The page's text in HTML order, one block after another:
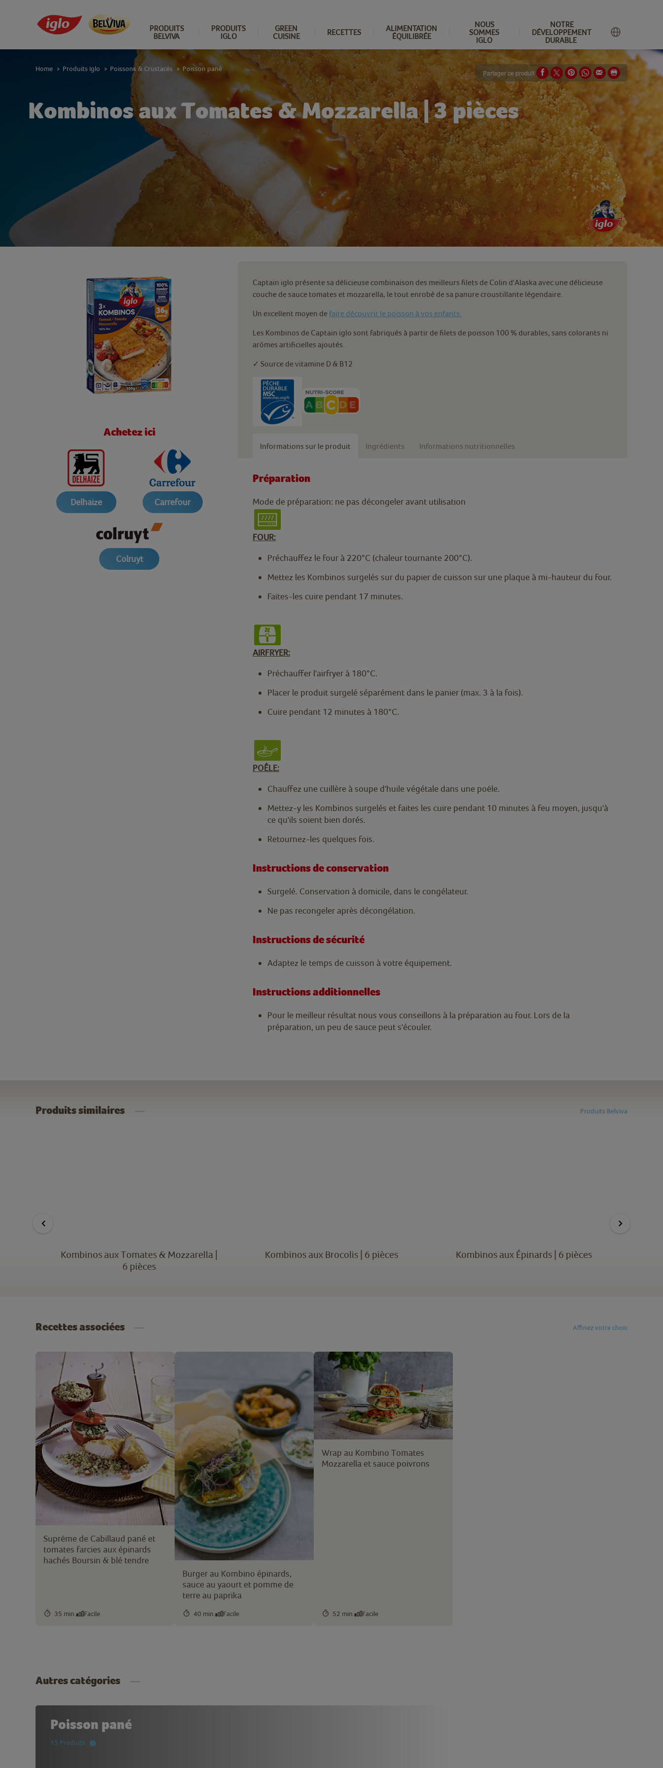
PRODUITS
BELVIVA
PRODUITS
IGLO
GREEN
CUISINE
RECETTES
ALIMENTATION
ÉQUILIBRÉE
NOUS
SOMMES
IGLO
NOTRE
DÉVELOPPEMENT
DURABLE
Kombinos aux Tomates & Mozzarella | 3 pièces
Home > Produits Iglo > Poissons & Crustacés > Poisson pané Partager ce produit
Achetez ici
Delhaize Carrefour
Colruyt
Captain iglo présente sa délicieuse combinaison des meilleurs filets de Colin d'Alaska avec une délicieuse
couche de sauce tomates et mozzarella, le tout enrobé de sa panure croustillante légendaire.
Un excellent moyen de faire découvrir le poisson à vos enfants.
Les Kombinos de Captain iglo sont fabriqués à partir de filets de poisson 100 % durables, sans colorants ni
arômes artificielles ajoutés.
✓ Source de vitamine D & B12
Informations sur le produit Ingrédients Informations nutritionnelles
Préparation
Mode de préparation: ne pas décongeler avant utilisation
FOUR:
Préchauffez le four à 220°C (chaleur tournante 200°C).
Mettez les Kombinos surgelés sur du papier de cuisson sur une plaque à mi-hauteur du four.
Faites-les cuire pendant 17 minutes.
AIRFRYER:
Préchauffer l'airfryer à 180°C.
Placer le produit surgelé séparément dans le panier (max. 3 à la fois).
Cuire pendant 12 minutes à 180°C.
POÊLE:
Chauffez une cuillère à soupe d'huile végétale dans une poêle.
Mettez-y les Kombinos surgelés et faites les cuire pendant 10 minutes à feu moyen, jusqu'à
ce qu'ils soient bien dorés.
Retournez-les quelques fois.
Instructions de conservation
Surgelé. Conservation à domicile, dans le congélateur.
Ne pas recongeler après décongélation.
Instructions de sécurité
Adaptez le temps de cuisson à votre équipement.
Instructions additionnelles
Pour le meilleur résultat nous vous conseillons à la préparation au four. Lors de la
préparation, un peu de sauce peut s'écouler.
Produits similaires Produits Belviva
Kombinos aux Tomates & Mozzarella |
6 pièces
Kombinos aux Brocolis | 6 pièces Kombinos aux Épinards | 6 pièces
Recettes associées Affinez votre choix
Suprême de Cabillaud pané et
tomates farcies aux épinards
hachés Boursin & blé tendre
35 min. Facile
Burger au Kombino épinards,
sauce au yaourt et pomme de
terre au paprika
40 min. Facile
Wrap au Kombino Tomates
Mozzarella et sauce poivrons
52 min. Facile
Autres catégories
Poisson pané
15 Produits